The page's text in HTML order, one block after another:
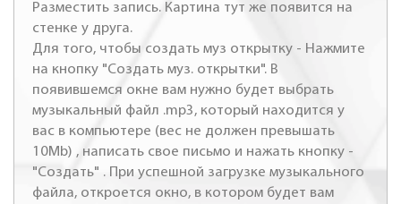
Разместить запись. Картина тут же появится на
стенке у друга.
Для того, чтобы создать муз открытку - Нажмите
на кнопку "Создать муз. открытки". В
появившемся окне вам нужно будет выбрать
музыкальный файл .mp3, который находится у
вас в компьютере (вес не должен превышать
10Mb) , написать свое письмо и нажать кнопку -
"Создать" . При успешной загрузке музыкального
файла, откроется окно, в котором будет вам